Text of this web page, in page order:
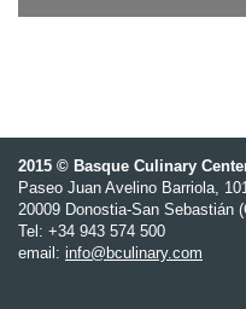
2015 © Basque Culinary
Paseo Juan Avelino Barriola, 101
20009 Donostia-San Sebastián
Tel: +34 943 574 500
email: info@bculinary.com